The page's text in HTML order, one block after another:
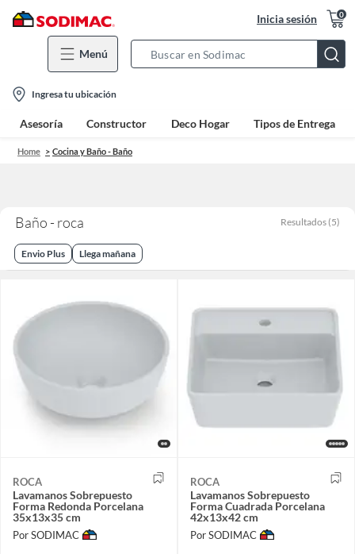
Inicia sesión 0
Menú
Bar
location-
icon
Ingresa tu ubicación
Asesoría Constructor Deco Hogar Tipos de Entrega
Home Cocina y Baño - Baño
Baño - roca Resultados (5)
Envio Plus Llega mañana
ROCA
Lavamanos Sobrepuesto
Forma Redonda Porcelana
35x13x35 cm
Por SODIMAC
ROCA
Lavamanos Sobrepuesto
Forma Cuadrada Porcelana
42x13x42 cm
Por SODIMAC